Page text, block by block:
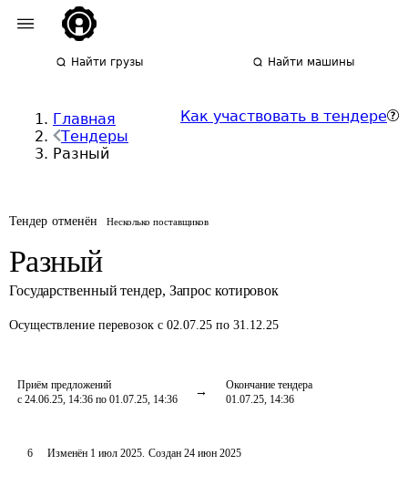
Найти грузы Найти машины
Главная
Тендеры
Разный
Как участвовать в тендере
Тендер отменён Несколько поставщиков
Разный
Государственный тендер, Запрос котировок
Осуществление перевозок с 02.07.25 по 31.12.25
Приём предложений
с 24.06.25, 14:36 по 01.07.25, 14:36
Окончание тендера
01.07.25, 14:36
6 Изменён 1 июл 2025. Создан 24 июн 2025